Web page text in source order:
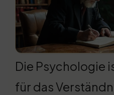
Die Psychologie
für das